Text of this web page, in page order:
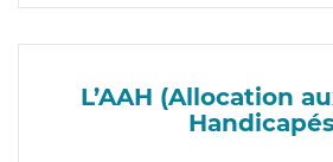
L’AAH (Allocation